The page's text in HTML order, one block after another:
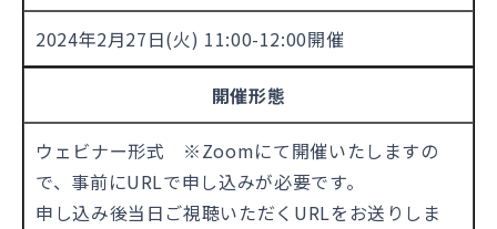
2024年2月27日(火) 11:00-12:00開催
開催形態
ウェビナー形式 ※Zoomにて開催いたしますの
で、事前にURLで申し込みが必要です。
申し込み後当日ご視聴いただくURLをお送りしま